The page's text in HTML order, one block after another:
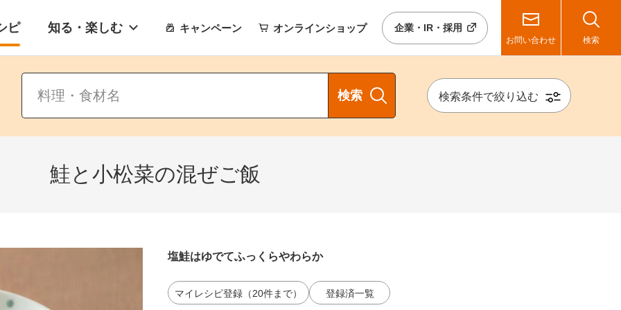
ピ 知る・楽しむ キャンペーン オンラインショップ 企業・IR・採用
お問い合わせ 検索
検索 検索条件で絞り込む
鮭と小松菜の混ぜご飯
塩鮭はゆでてふっくらやわらか
マイレシピ登録（20件まで） 登録済一覧